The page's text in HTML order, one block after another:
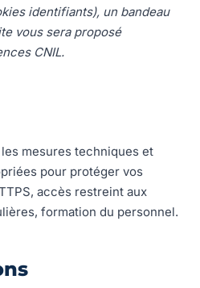
identifiants), un bandeau
vous sera proposé
CNIL.
mesures techniques et
pour protéger vos
accès restreint aux
formation du personnel.